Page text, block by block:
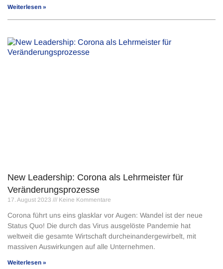
Weiterlesen »
New Leadership: Corona als Lehrmeister für
Veränderungsprozesse
17. August 2023 Keine Kommentare
Corona führt uns eins glasklar vor Augen: Wandel ist der neue
Status Quo! Die durch das Virus ausgelöste Pandemie hat
weltweit die gesamte Wirtschaft durcheinandergewirbelt, mit
massiven Auswirkungen auf alle Unternehmen.
Weiterlesen »